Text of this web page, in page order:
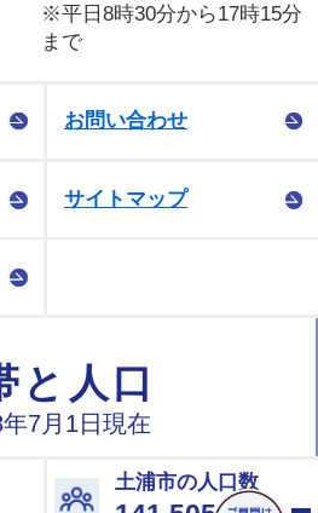
※平日8時30分から17時15分
まで
お問い合わせ
サイトマップ